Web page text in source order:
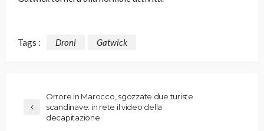
Tags : Droni Gatwick
Orrore in Marocco, sgozzate due turiste
scandinave: in rete il video della
decapitazione